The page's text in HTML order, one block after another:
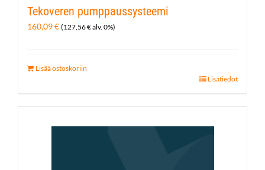
Tekoveren pumppaussysteemi
160,09€ (127,56€alv. 0%)
Lisää ostoskoriin
Lisätiedot